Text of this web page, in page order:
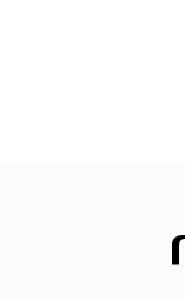
จากความตั้งใจขอ
สถาปัตยกรรมเก่าเ